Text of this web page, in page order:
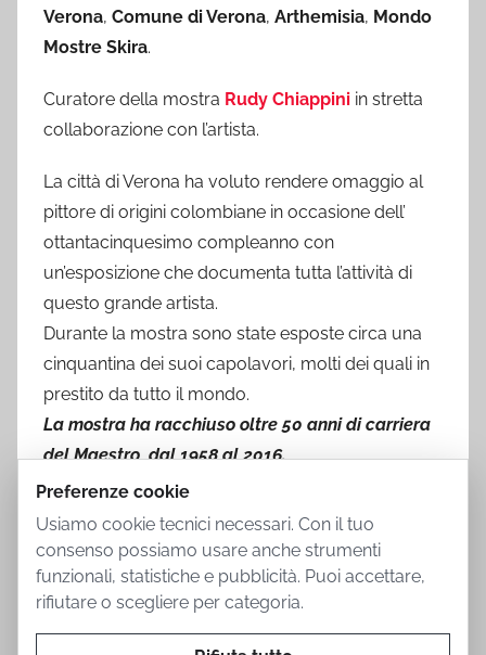
Verona, Comune di Verona, Arthemisia, Mondo
Mostre Skira.
Curatore della mostra Rudy Chiappini in stretta
collaborazione con l’artista.
La città di Verona ha voluto rendere omaggio al
pittore di origini colombiane in occasione dell’
ottantacinquesimo compleanno con
un’esposizione che documenta tutta l’attività di
questo grande artista.
Durante la mostra sono state esposte circa una
cinquantina dei suoi capolavori, molti dei quali in
prestito da tutto il mondo.
La mostra ha racchiuso oltre 50 anni di carriera
del Maestro, dal 1958 al 2016.
Preferenze cookie
Usiamo cookie tecnici necessari. Con il tuo
consenso possiamo usare anche strumenti
funzionali, statistiche e pubblicità. Puoi accettare,
rifiutare o scegliere per categoria.